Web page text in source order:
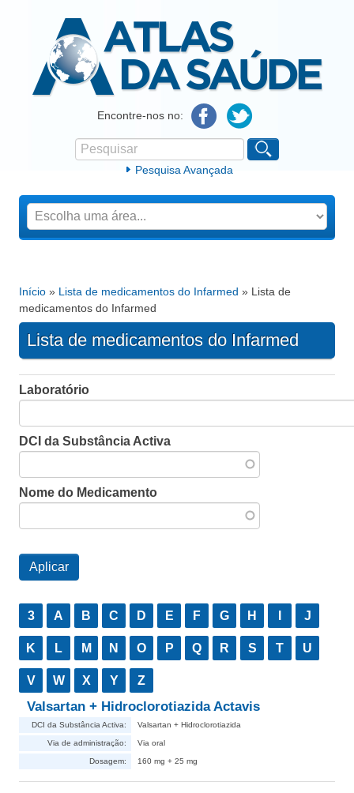
Atlas da SaúdeEncontre-nos no:
Formulário de procura
Pesquisar
Pesquisa Avançada
Está aqui
Início » Lista de medicamentos do Infarmed » Lista de
medicamentos do Infarmed
Lista de medicamentos do Infarmed
Laboratório
DCI da Substância Activa
Nome do Medicamento
3 A B C D E F G H J
K L M N O P Q R S T U
V W X Y Z
Valsartan + Hidroclorotiazida Actavis
DCI da Substância Activa: Valsartan + Hidroclorotiazida
Via de administração: Via oral
Dosagem: 160 mg + 25 mg